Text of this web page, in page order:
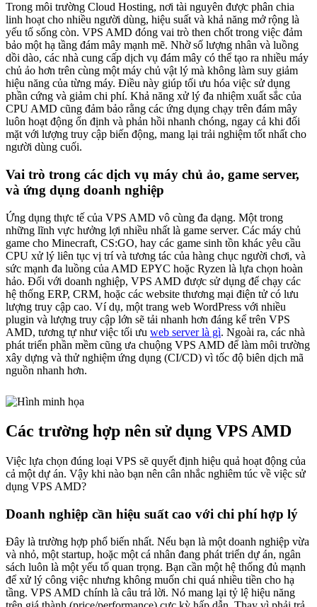
Trong môi trường Cloud Hosting, nơi tài nguyên được phân chia
linh hoạt cho nhiều người dùng, hiệu suất và khả năng mở rộng là
yếu tố sống còn. VPS AMD đóng vai trò then chốt trong việc đảm
bảo một hạ tầng đám mây mạnh mẽ. Nhờ số lượng nhân và luồng
dồi dào, các nhà cung cấp dịch vụ đám mây có thể tạo ra nhiều máy
chủ ảo hơn trên cùng một máy chủ vật lý mà không làm suy giảm
hiệu năng của từng máy. Điều này giúp tối ưu hóa việc sử dụng
phần cứng và giảm chi phí. Khả năng xử lý đa nhiệm xuất sắc của
CPU AMD cũng đảm bảo rằng các ứng dụng chạy trên đám mây
luôn hoạt động ổn định và phản hồi nhanh chóng, ngay cả khi đối
mặt với lượng truy cập biến động, mang lại trải nghiệm tốt nhất cho
người dùng cuối.
Vai trò trong các dịch vụ máy chủ ảo, game server,
và ứng dụng doanh nghiệp
Ứng dụng thực tế của VPS AMD vô cùng đa dạng. Một trong
những lĩnh vực hưởng lợi nhiều nhất là game server. Các máy chủ
game cho Minecraft, CS:GO, hay các game sinh tồn khác yêu cầu
CPU xử lý liên tục vị trí và tương tác của hàng chục người chơi, và
sức mạnh đa luồng của AMD EPYC hoặc Ryzen là lựa chọn hoàn
hảo. Đối với doanh nghiệp, VPS AMD được sử dụng để chạy các
hệ thống ERP, CRM, hoặc các website thương mại điện tử có lưu
lượng truy cập cao. Ví dụ, một trang web WordPress với nhiều
plugin và lượng truy cập lớn sẽ tải nhanh hơn đáng kể trên VPS
AMD, tương tự như việc tối ưu web server là gì. Ngoài ra, các nhà
phát triển phần mềm cũng ưa chuộng VPS AMD để làm môi trường
xây dựng và thử nghiệm ứng dụng (CI/CD) vì tốc độ biên dịch mã
nguồn nhanh hơn.
Các trường hợp nên sử dụng VPS AMD
Việc lựa chọn đúng loại VPS sẽ quyết định hiệu quả hoạt động của
cả một dự án. Vậy khi nào bạn nên cân nhắc nghiêm túc về việc sử
dụng VPS AMD?
Doanh nghiệp cần hiệu suất cao với chi phí hợp lý
Đây là trường hợp phổ biến nhất. Nếu bạn là một doanh nghiệp vừa
và nhỏ, một startup, hoặc một cá nhân đang phát triển dự án, ngân
sách luôn là một yếu tố quan trọng. Bạn cần một hệ thống đủ mạnh
để xử lý công việc nhưng không muốn chi quá nhiều tiền cho hạ
tầng. VPS AMD chính là câu trả lời. Nó mang lại tỷ lệ hiệu năng